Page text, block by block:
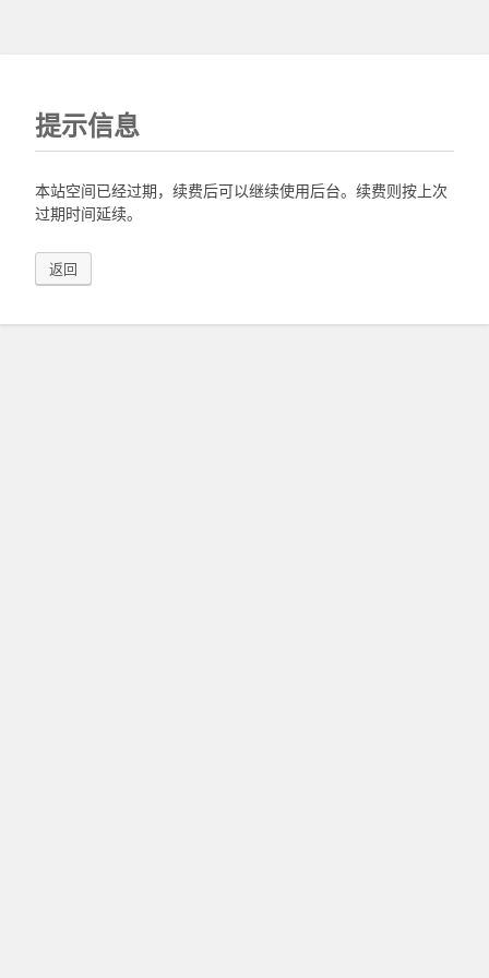
提示信息
本站空间已经过期，续费后可以继续使用后台。续费则按上次
过期时间延续。
返回